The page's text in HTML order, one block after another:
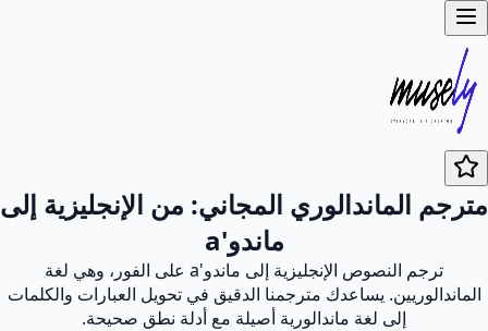
مترجم الماندالوري المجاني: من الإنجليزية إلى
ماندو'a
ترجم النصوص الإنجليزية إلى ماندو'a على الفور، وهي لغة
الماندالوريين. يساعدك مترجمنا الدقيق في تحويل العبارات والكلمات
إلى لغة ماندالورية أصيلة مع أدلة نطق صحيحة.